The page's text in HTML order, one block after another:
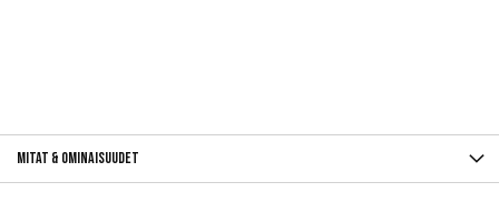
Mitat & ominaisuudet